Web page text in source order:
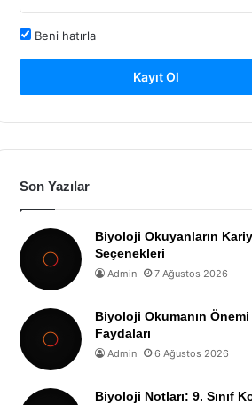
Beni hatırla
Kayıt Ol
Son Yazılar
Biyoloji Okuyanların
Seçenekleri
Admin 7 Ağustos 2026
Biyoloji Okumanın Önemi
Faydaları
Admin 6 Ağustos 2026
Biyoloji Notları: 9. Sınıf